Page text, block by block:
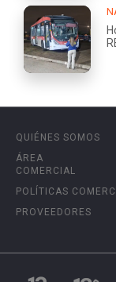
QUIÉNES SOMOS
ÁREA
COMERCIAL
POLÍTICAS
PROVEEDORES